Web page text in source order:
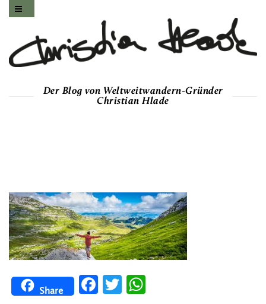
Der Blog von Weltweitwandern-Gründer
Christian Hlade
Share
FacebookTwitter